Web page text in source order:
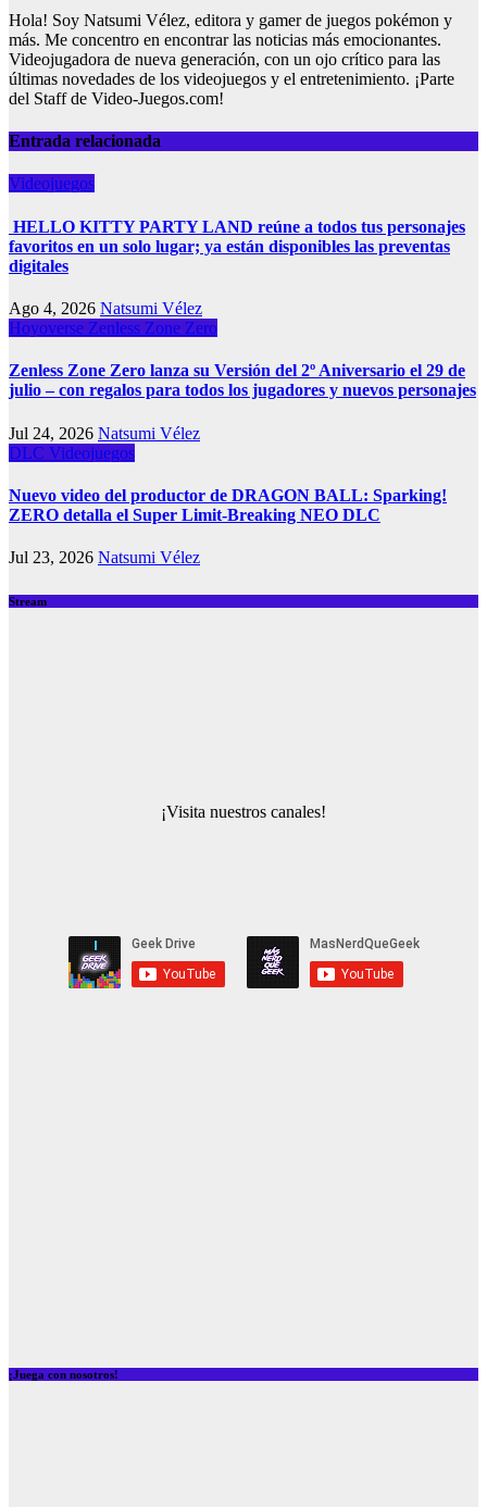
Hola! Soy Natsumi Vélez, editora y gamer de juegos pokémon y
más. Me concentro en encontrar las noticias más emocionantes.
Videojugadora de nueva generación, con un ojo crítico para las
últimas novedades de los videojuegos y el entretenimiento. ¡Parte
del Staff de Video-Juegos.com!
Entrada relacionada
Videojuegos
HELLO KITTY PARTY LAND reúne a todos tus personajes
favoritos en un solo lugar; ya están disponibles las preventas
digitales
Ago 4, 2026 Natsumi Vélez
Hoyoverse Zenless Zone Zero
Zenless Zone Zero lanza su Versión del 2º Aniversario el 29 de
julio – con regalos para todos los jugadores y nuevos personajes
Jul 24, 2026 Natsumi Vélez
DLC Videojuegos
Nuevo video del productor de DRAGON BALL: Sparking!
ZERO detalla el Super Limit-Breaking NEO DLC
Jul 23, 2026 Natsumi Vélez
Stream
¡Visita nuestros canales!
¡Juega con nosotros!